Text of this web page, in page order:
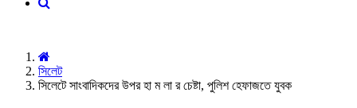
সিলেট
সিলেটে সাংবাদিকদের উপর হা ম লা র চেষ্টা, পুলিশ হেফাজতে যুবক